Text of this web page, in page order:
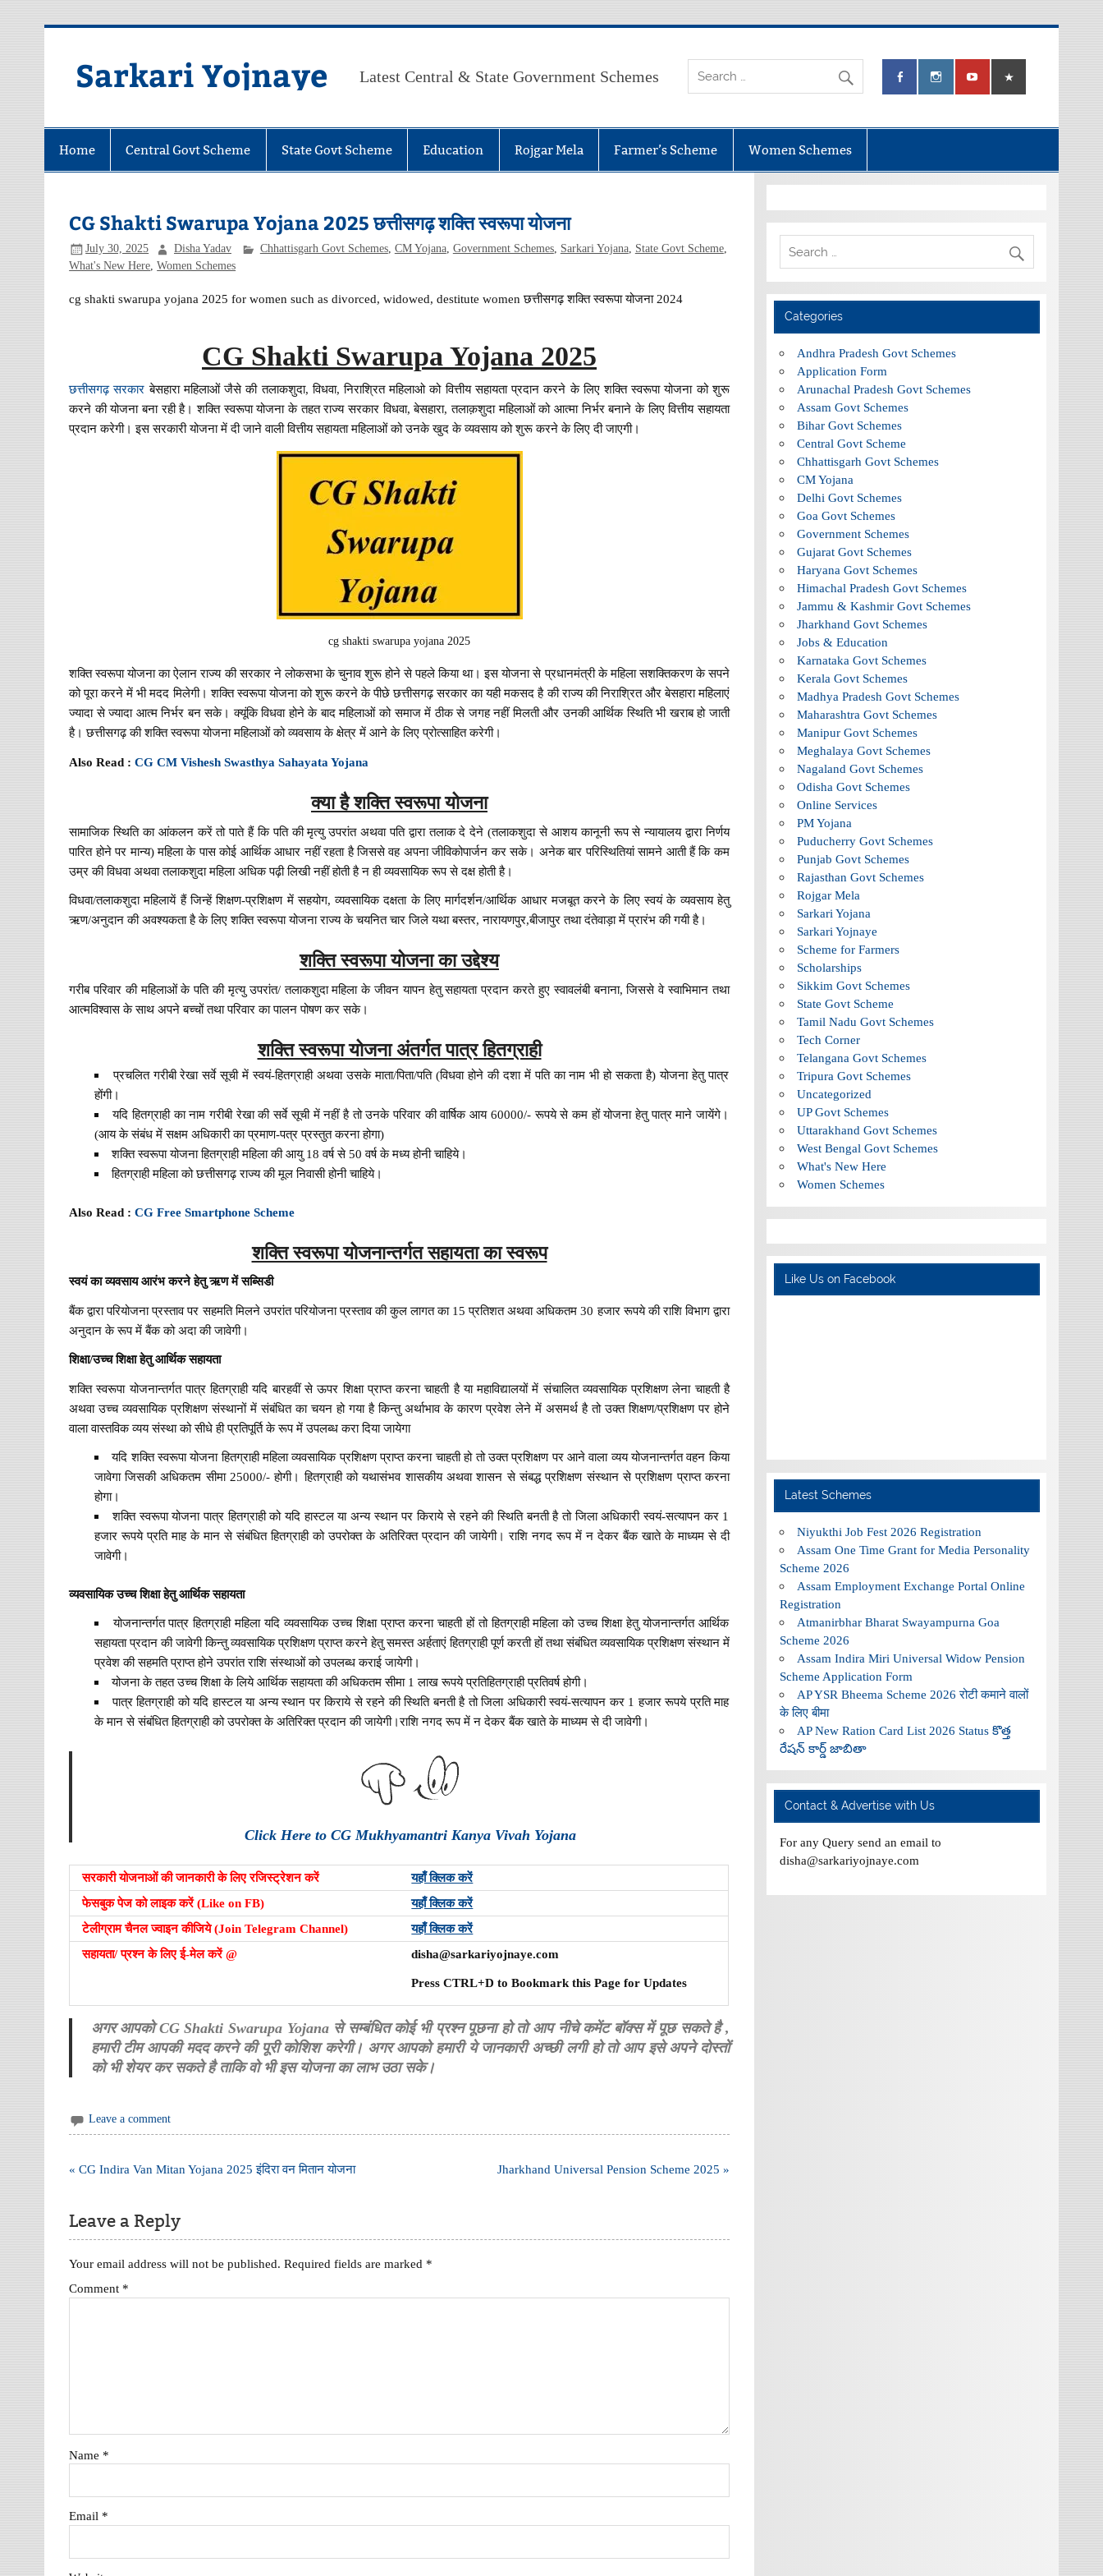
Sarkari Yojnaye Latest Central & State Government Schemes
Home Central Govt Scheme State Govt Scheme Education Rojgar Mela Farmer’s Scheme Women Schemes
CG Shakti Swarupa Yojana 2025 छत्तीसगढ़ शक्ति स्वरूपा योजना
July 30, 2025 Disha Yadav Chhattisgarh Govt Schemes, CM Yojana, Government Schemes, Sarkari Yojana, State Govt Scheme,
What's New Here,Women Schemes
cg shakti swarupa yojana 2025 for women such as divorced, widowed, destitute women छत्तीसगढ़ शक्ति स्वरूपा योजना 2024
CG Shakti Swarupa Yojana 2025
छत्तीसगढ़ सरकार बेसहारा महिलाओं जैसे की तलाकशुदा, विधवा, निराश्रित महिलाओ को वित्तीय सहायता प्रदान करने के लिए शक्ति स्वरूपा योजना को शुरू
करने की योजना बना रही है। शक्ति स्वरूपा योजना के तहत राज्य सरकार विधवा, बेसहारा, तलाक़शुदा महिलाओं को आत्मा निर्भर बनाने के लिए वित्तीय सहायता
प्रदान करेगी। इस सरकारी योजना में दी जाने वाली वित्तीय सहायता महिलाओं को उनके खुद के व्यवसाय को शुरू करने के लिए दी जाएगी।
cg shakti swarupa yojana 2025
शक्ति स्वरूपा योजना का ऐलान राज्य की सरकार ने लोकसभा के चुनाव शुरू होने से पहले किया था। इस योजना से प्रधानमंत्री के महिला सशक्तिकरण के सपने
को पूरा करने में भी मदद मिलेगी। शक्ति स्वरूपा योजना को शुरू करने के पीछे छत्तीसगढ़ सरकार का यही मकसद है की राज्य की निराश्रित और बेसहारा महिलाएं
ज्यादा से ज्यादा आत्म निर्भर बन सके। क्यूंकि विधवा होने के बाद महिलाओं को समाज में ठीक से जगह नहीं मिलती और उनकी आर्थिक स्थिति भी खराब हो जाती
है। छत्तीसगढ़ की शक्ति स्वरूपा योजना महिलाओं को व्यवसाय के क्षेत्र में आने के लिए प्रोत्साहित करेगी।
Also Read :CG CM Vishesh Swasthya Sahayata Yojana
क्या है शक्ति स्वरूपा योजना
सामाजिक स्थिति का आंकलन करें तो पाते हैं कि पति की मृत्यु उपरांत अथवा पति द्वारा तलाक दे देने (तलाकशुदा से आशय कानूनी रूप से न्यायालय द्वारा निर्णय
पारित होने पर मान्य) महिला के पास कोई आर्थिक आधार नहीं रहता है जिससे वह अपना जीविकोपार्जन कर सके। अनेक बार परिस्थितियां सामने आती हैं कि कम
उम्र की विधवा अथवा तलाकशुदा महिला अधिक पढ़ी लिखी नहीं होती है न ही व्यवसायिक रूप से दक्ष होती है।
विधवा/तलाकशुदा महिलायें हैं जिन्हें शिक्षण-प्रशिक्षण में सहयोग, व्यवसायिक दक्षता के लिए मार्गदर्शन/आर्थिक आधार मजबूत करने के लिए स्वयं के व्यवसाय हेतु
ऋण/अनुदान की अवश्यकता है के लिए शक्ति स्वरूपा योजना राज्य के चयनित चार जिले यथा बस्तर, नारायणपुर,बीजापुर तथा दंतेवाड़ा में प्रारंभ की गयी है।
शक्ति स्वरूपा योजना का उद्देश्य
गरीब परिवार की महिलाओं के पति की मृत्यु उपरांत/ तलाकशुदा महिला के जीवन यापन हेतु सहायता प्रदान करते हुए स्वावलंबी बनाना, जिससे वे स्वाभिमान तथा
आत्मविश्वास के साथ अपने बच्चों तथा परिवार का पालन पोषण कर सके।
शक्ति स्वरूपा योजना अंतर्गत पात्र हितग्राही
प्रचलित गरीबी रेखा सर्वे सूची में स्वयं-हितग्राही अथवा उसके माता/पिता/पति (विधवा होने की दशा में पति का नाम भी हो सकता है) योजना हेतु पात्र
होंगी।
यदि हितग्राही का नाम गरीबी रेखा की सर्वे सूची में नहीं है तो उनके परिवार की वार्षिक आय 60000/- रूपये से कम हों योजना हेतु पात्र माने जायेंगे।
(आय के संबंध में सक्षम अधिकारी का प्रमाण-पत्र प्रस्तुत करना होगा)
शक्ति स्वरूपा योजना हितग्राही महिला की आयु 18 वर्ष से 50 वर्ष के मध्य होनी चाहिये।
हितग्राही महिला को छत्तीसगढ़ राज्य की मूल निवासी होनी चाहिये।
Also Read :CG Free Smartphone Scheme
शक्ति स्वरूपा योजनान्तर्गत सहायता का स्वरूप
स्वयं का व्यवसाय आरंभ करने हेतु ऋण में सब्सिडी
बैंक द्वारा परियोजना प्रस्ताव पर सहमति मिलने उपरांत परियोजना प्रस्ताव की कुल लागत का 15 प्रतिशत अथवा अधिकतम 30 हजार रूपये की राशि विभाग द्वारा
अनुदान के रूप में बैंक को अदा की जावेगी।
शिक्षा/उच्च शिक्षा हेतु आर्थिक सहायता
शक्ति स्वरूपा योजनान्तर्गत पात्र हितग्राही यदि बारहवीं से ऊपर शिक्षा प्राप्त करना चाहती है या महाविद्यालयों में संचालित व्यवसायिक प्रशिक्षण लेना चाहती है
अथवा उच्च व्यवसायिक प्रशिक्षण संस्थानों में संबंधित का चयन हो गया है किन्तु अर्थाभाव के कारण प्रवेश लेने में असमर्थ है तो उक्त शिक्षण/प्रशिक्षण पर होने
वाला वास्तविक व्यय संस्था को सीधे ही प्रतिपूर्ति के रूप में उपलब्ध करा दिया जायेगा
यदि शक्ति स्वरूपा योजना हितग्राही महिला व्यवसायिक प्रशिक्षण प्राप्त करना चाहती हो तो उक्त प्रशिक्षण पर आने वाला व्यय योजनान्तर्गत वहन किया
जावेगा जिसकी अधिकतम सीमा 25000/- होगी। हितग्राही को यथासंभव शासकीय अथवा शासन से संबद्ध प्रशिक्षण संस्थान से प्रशिक्षण प्राप्त करना
होगा।
शक्ति स्वरूपा योजना पात्र हितग्राही को यदि हास्टल या अन्य स्थान पर किराये से रहने की स्थिति बनती है तो जिला अधिकारी स्वयं-सत्यापन कर 1
हजार रूपये प्रति माह के मान से संबंधित हितग्राही को उपरोक्त के अतिरिक्त प्रदान की जायेगी। राशि नगद रूप में न देकर बैंक खाते के माध्यम से दी
जावेगी।
व्यवसायिक उच्च शिक्षा हेतु आर्थिक सहायता
योजनान्तर्गत पात्र हितग्राही महिला यदि व्यवसायिक उच्च शिक्षा प्राप्त करना चाहती हों तो हितग्राही महिला को उच्च शिक्षा हेतु योजनान्तर्गत आर्थिक
सहायता प्रदान की जावेगी किन्तु व्यवसायिक प्रशिक्षण प्राप्त करने हेतु समस्त अर्हताएं हितग्राही पूर्ण करती हों तथा संबंधित व्यवसायिक प्रशिक्षण संस्थान में
प्रवेश की सहमति प्राप्त होने उपरांत राशि संस्थाओं को उपलब्ध कराई जायेगी।
योजना के तहत उच्च शिक्षा के लिये आर्थिक सहायता की अधिकतम सीमा 1 लाख रूपये प्रतिहितग्राही प्रतिवर्ष होगी।
पात्र हितग्राही को यदि हास्टल या अन्य स्थान पर किराये से रहने की स्थिति बनती है तो जिला अधिकारी स्वयं-सत्यापन कर 1 हजार रूपये प्रति माह
के मान से संबंधित हितग्राही को उपरोक्त के अतिरिक्त प्रदान की जायेगी।राशि नगद रूप में न देकर बैंक खाते के माध्यम से दी जावेगी।
Click Here to CG Mukhyamantri Kanya Vivah Yojana
सरकारी योजनाओं की जानकारी के लिए रजिस्ट्रेशन करें
यहाँ क्लिक करें
फेसबुक पेज को लाइक करें (Like on FB)
यहाँ क्लिक करें
टेलीग्राम चैनल ज्वाइन कीजिये (Join Telegram Channel)
यहाँ क्लिक करें
सहायता/ प्रश्न के लिए ई-मेल करें @
disha@sarkariyojnaye.com
Press CTRL+D to Bookmark this Page for Updates
अगर आपको CG Shakti Swarupa Yojana से सम्बंधित कोई भी प्रश्न पूछना हो तो आप नीचे कमेंट बॉक्स में पूछ सकते है ,
हमारी टीम आपकी मदद करने की पूरी कोशिश करेगी। अगर आपको हमारी ये जानकारी अच्छी लगी हो तो आप इसे अपने दोस्तों
को भी शेयर कर सकते है ताकि वो भी इस योजना का लाभ उठा सके।
Leave a comment
Post
« CG Indira Van Mitan Yojana 2025 इंदिरा वन मितान योजना Jharkhand Universal Pension Scheme 2025 »
Leave a Reply
Your email address will not be published. Required fields are marked *
Comment *
Name *
Email *
Categories
Andhra Pradesh Govt Schemes
Application Form
Arunachal Pradesh Govt Schemes
Assam Govt Schemes
Bihar Govt Schemes
Central Govt Scheme
Chhattisgarh Govt Schemes
CM Yojana
Delhi Govt Schemes
Goa Govt Schemes
Government Schemes
Gujarat Govt Schemes
Haryana Govt Schemes
Himachal Pradesh Govt Schemes
Jammu & Kashmir Govt Schemes
Jharkhand Govt Schemes
Jobs & Education
Karnataka Govt Schemes
Kerala Govt Schemes
Madhya Pradesh Govt Schemes
Maharashtra Govt Schemes
Manipur Govt Schemes
Meghalaya Govt Schemes
Nagaland Govt Schemes
Odisha Govt Schemes
Online Services
PM Yojana
Puducherry Govt Schemes
Punjab Govt Schemes
Rajasthan Govt Schemes
Rojgar Mela
Sarkari Yojana
Sarkari Yojnaye
Scheme for Farmers
Scholarships
Sikkim Govt Schemes
State Govt Scheme
Tamil Nadu Govt Schemes
Tech Corner
Telangana Govt Schemes
Tripura Govt Schemes
Uncategorized
UP Govt Schemes
Uttarakhand Govt Schemes
West Bengal Govt Schemes
What's New Here
Women Schemes
Like Us on Facebook
Latest Schemes
Niyukthi Job Fest 2026 Registration
Assam One Time Grant for Media Personality
Scheme 2026
Assam Employment Exchange Portal Online
Registration
Atmanirbhar Bharat Swayampurna Goa
Scheme 2026
Assam Indira Miri Universal Widow Pension
Scheme Application Form
AP YSR Bheema Scheme 2026 रोटी कमाने वालों
के लिए बीमा
AP New Ration Card List 2026 Status కొత్త
రేషన్ కార్డ్ జాబితా
Contact & Advertise with Us
For any Query send an email to
disha@sarkariyojnaye.com